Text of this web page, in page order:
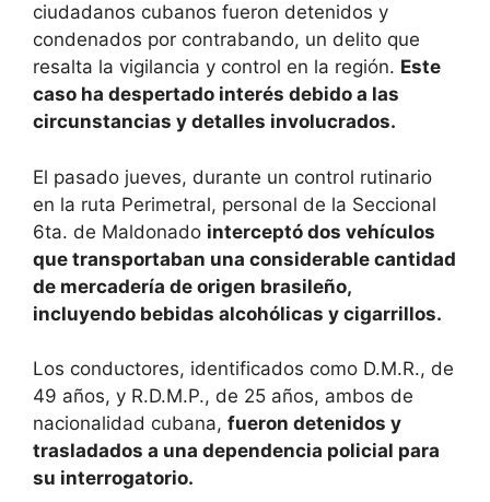
ciudadanos cubanos fueron detenidos y
condenados por contrabando, un delito que
resalta la vigilancia y control en la región. Este
caso ha despertado interés debido a las
circunstancias y detalles involucrados.
El pasado jueves, durante un control rutinario
en la ruta Perimetral, personal de la Seccional
6ta. de Maldonado interceptó dos vehículos
que transportaban una considerable cantidad
de mercadería de origen brasileño,
incluyendo bebidas alcohólicas y cigarrillos.
Los conductores, identificados como D.M.R., de
49 años, y R.D.M.P., de 25 años, ambos de
nacionalidad cubana, fueron detenidos y
trasladados a una dependencia policial para
su interrogatorio.